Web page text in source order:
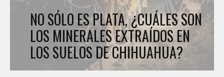
NO SÓLO ES PLATA, ¿CUÁLES SON
LOS MINERALES EXTRAÍDOS EN
LOS SUELOS DE CHIHUAHUA?